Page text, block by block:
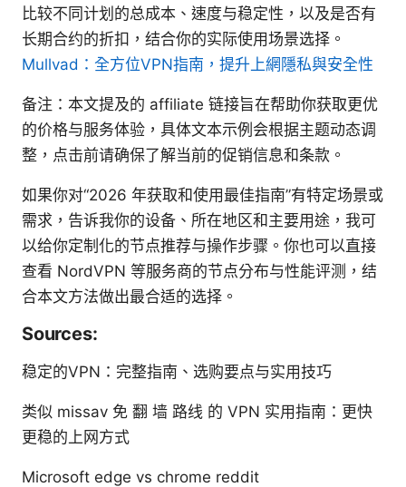
比较不同计划的总成本、速度与稳定性，以及是否有
长期合约的折扣，结合你的实际使用场景选择。
Mullvad：全方位VPN指南，提升上網隱私與安全性
备注：本文提及的 affiliate 链接旨在帮助你获取更优
的价格与服务体验，具体文本示例会根据主题动态调
整，点击前请确保了解当前的促销信息和条款。
如果你对“2026 年获取和使用最佳指南”有特定场景或
需求，告诉我你的设备、所在地区和主要用途，我可
以给你定制化的节点推荐与操作步骤。你也可以直接
查看 NordVPN 等服务商的节点分布与性能评测，结
合本文方法做出最合适的选择。
Sources:
稳定的VPN：完整指南、选购要点与实用技巧
类似 missav 免 翻 墙 路线 的 VPN 实用指南：更快
更稳的上网方式
Microsoft edge vs chrome reddit